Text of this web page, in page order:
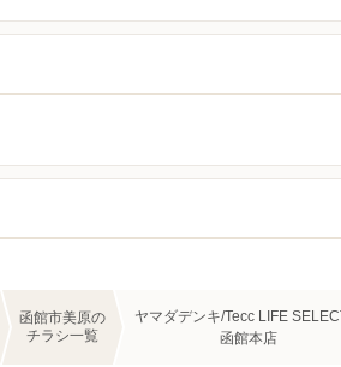
函館市美原の
チラシ一覧
ヤマダデンキ/Tecc LIFE
函館本店